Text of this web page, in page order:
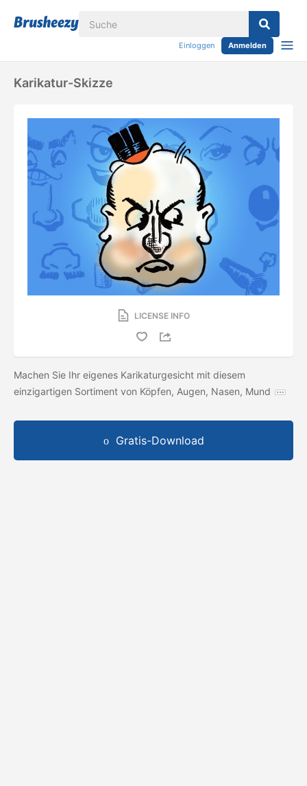
Einloggen Anmelden
Karikatur-Skizze
LICENSE INFO
Machen Sie Ihr eigenes Karikaturgesicht mit diesem
einzigartigen Sortiment von Köpfen, Augen, Nasen, Mund
Gratis-Download